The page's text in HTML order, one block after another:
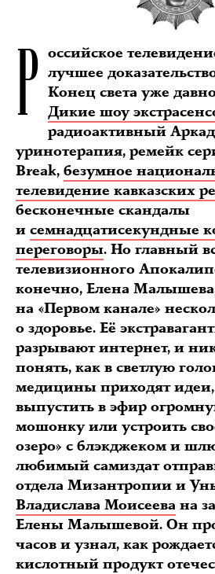
Р оссийское
лучшее
Конец света уже
Дикие шоу
радиоактивный
уринотерапия, ремейк
Break, безумное
телевидение кавказских
бесконечные скандалы
и семнадцатисекундные
переговоры. Но главный
телевизионного
конечно, Елена
на «Первом канале»
о здоровье. Её
разрывают интернет, и
понять, как в светлую
медицины приходят
выпустить в эфир
мошонку или устроить
озеро» с блэкджеком и
любимый самиздат
отдела Мизантропии и
Владислава Моисеева на
Елены Малышевой. Он
часов и узнал, как
кислотный продукт